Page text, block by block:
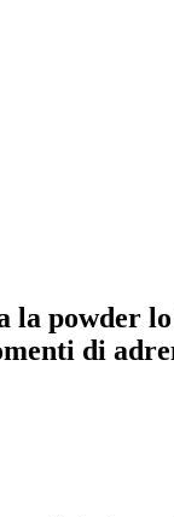
la powder
di